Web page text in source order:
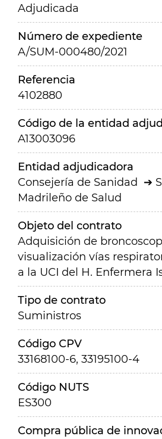
Adjudicada
Número de expediente
A/SUM-000480/2021
Referencia
4102880
Código de la entidad
A13003096
Entidad adjudicadora
Consejería de Sanidad
Madrileño de Salud
Objeto del contrato
Adquisición de
visualización vías
a la UCI del H. Enfermera
Tipo de contrato
Suministros
Código CPV
33168100-6, 33195100-4
Código NUTS
ES300
Compra pública de